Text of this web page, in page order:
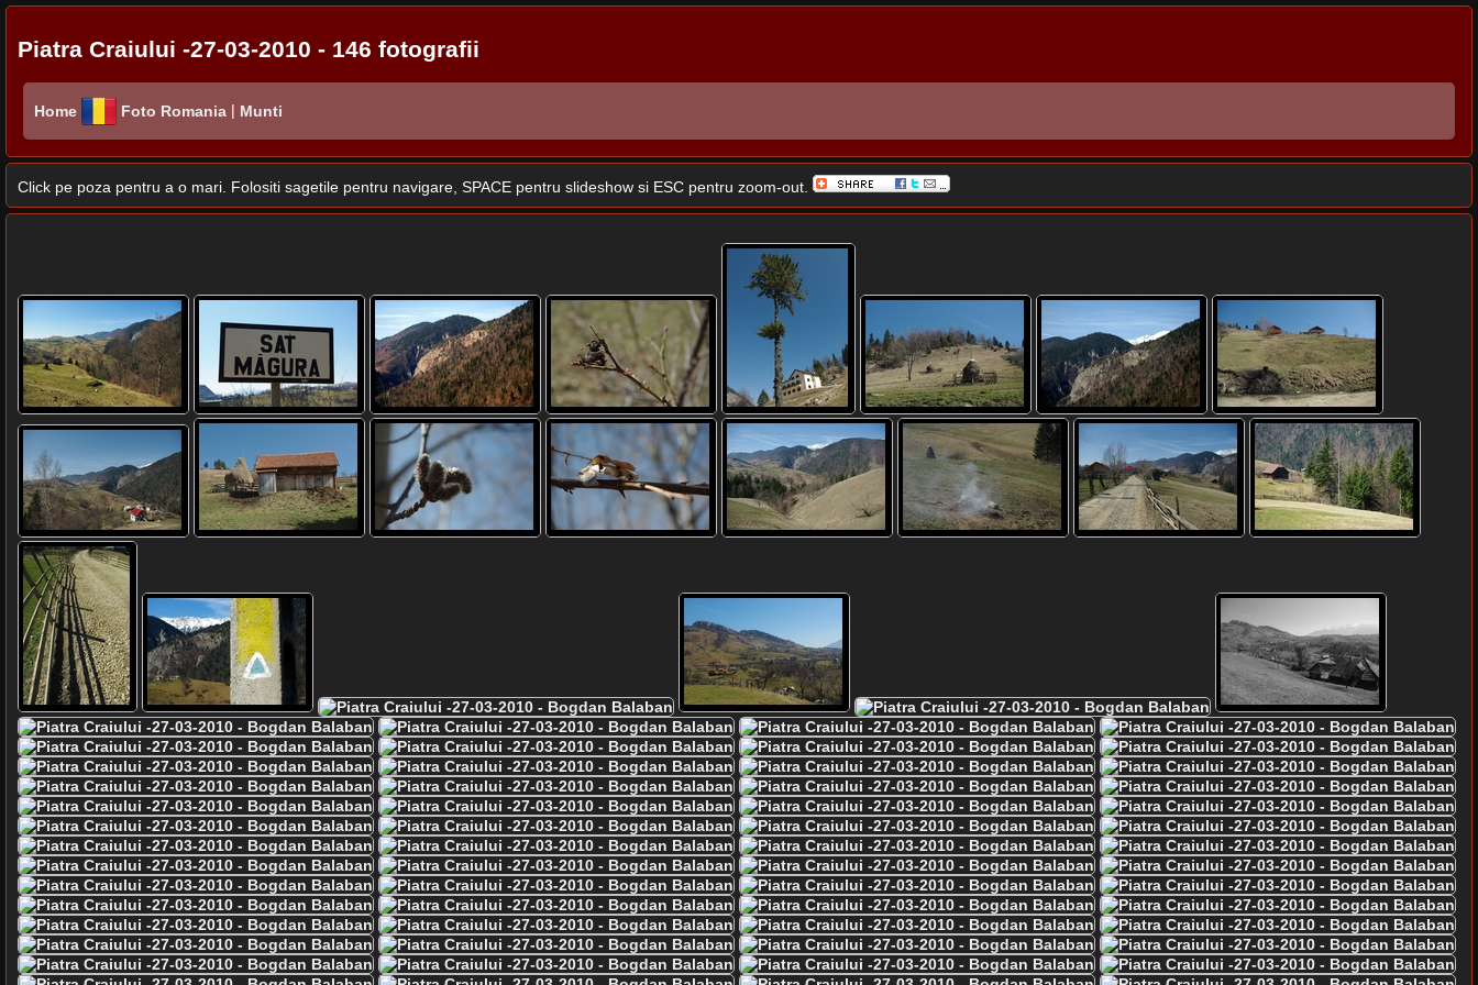
Piatra Craiului -27-03-2010 - 146 fotografii
Home Foto Romania | Munti
Click pe poza pentru a o mari. Folositi sagetile pentru navigare, SPACE pentru slideshow si ESC pentru zoom-out.